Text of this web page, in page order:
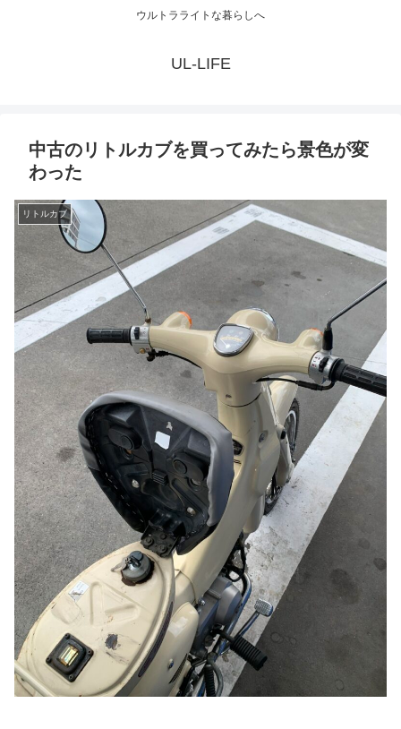
ウルトラライトな暮らしへ
UL-LIFE
中古のリトルカブを買ってみたら景色が変
わった
リトルカブ